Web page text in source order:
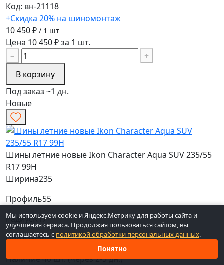
Код: вн-21118
+Скидка 20% на шиномонтаж
10 450 ₽ / 1 шт
Цена 10 450 ₽ за 1 шт.
−
+
В корзину
Под заказ ~1 дн.
Новые
Шины летние новые Ikon Character Aqua SUV 235/55
R17 99H
Ширина235
Профиль55
РадиусR17
Продажапо 1 шт.
Наличие40 шт. (через 2-3 дн.)
Мы используем cookie и Яндекс.Метрику для работы сайта и
улучшения сервиса. Продолжая пользоваться сайтом, вы
соглашаетесь с политикой обработки персональных данных.
Понятно